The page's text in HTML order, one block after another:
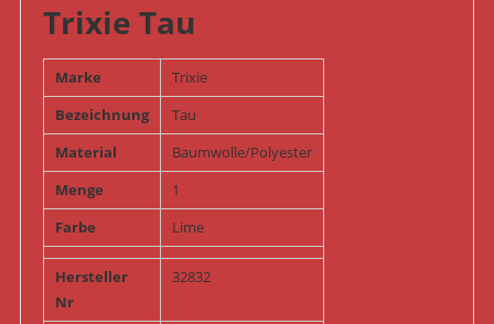
Trixie Tau
Marke
Trixie
Bezeichnung
Tau
Material
Baumwolle/Polyester
Menge
1
Farbe
Lime
Hersteller
Nr
32832